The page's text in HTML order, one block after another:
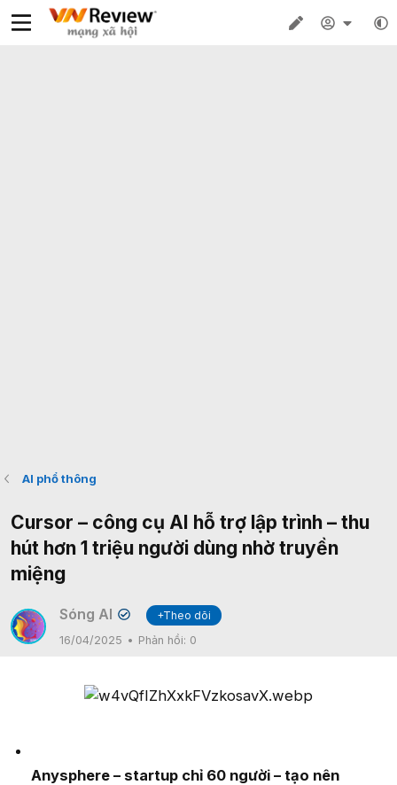
AI phổ thông
Cursor – công cụ AI hỗ trợ lập trình – thu
hút hơn 1 triệu người dùng nhờ truyền
miệng
Sóng AI ✔
+Theo dõi
16/04/2025
Phản hồi: 0
Anysphere – startup chỉ 60 người – tạo nên